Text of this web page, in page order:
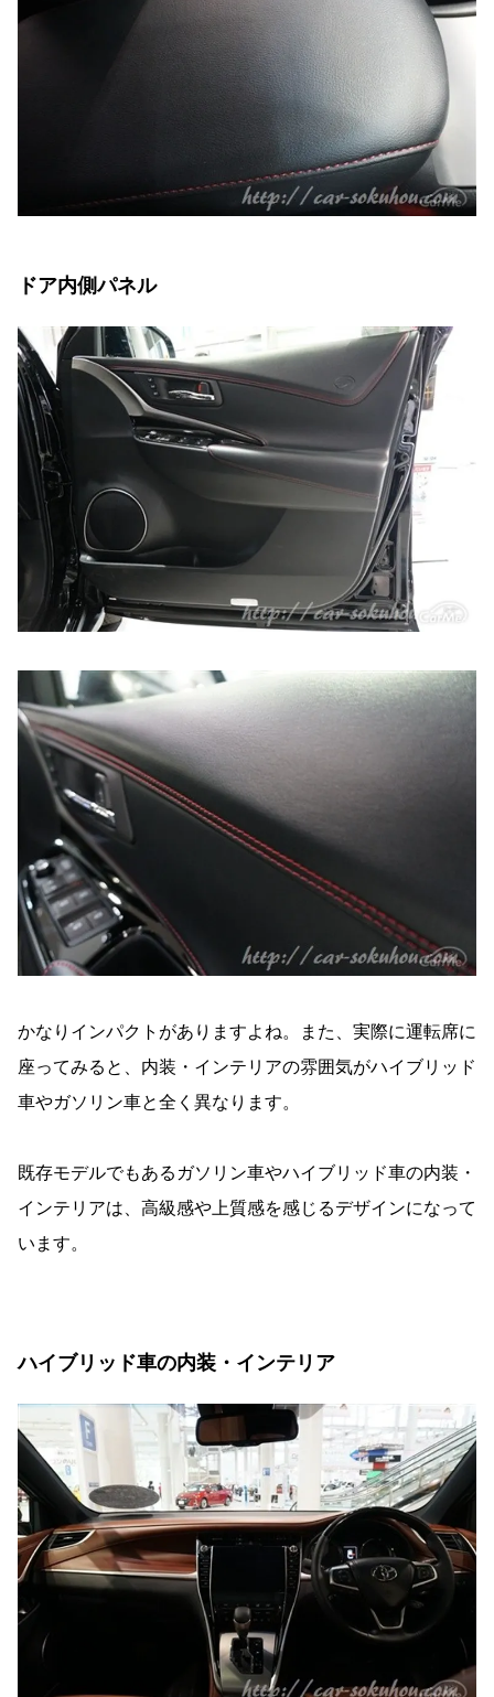
ドア内側パネル
かなりインパクトがありますよね。また、実際に運転席に
座ってみると、内装・インテリアの雰囲気がハイブリッド
車やガソリン車と全く異なります。
既存モデルでもあるガソリン車やハイブリッド車の内装・
インテリアは、高級感や上質感を感じるデザインになって
います。
ハイブリッド車の内装・インテリア